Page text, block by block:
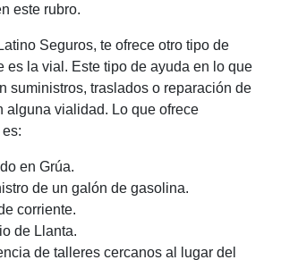
este rubro.
Seguros, te ofrece otro tipo de
es la vial. Este tipo de ayuda en lo que
suministros, traslados o reparación de
alguna vialidad. Lo que ofrece
en Grúa.
de un galón de gasolina.
corriente.
de Llanta.
de talleres cercanos al lugar del